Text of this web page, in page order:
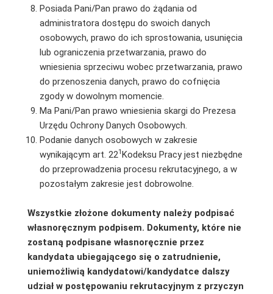
Posiada Pani/Pan prawo do żądania od
administratora dostępu do swoich danych
osobowych, prawo do ich sprostowania, usunięcia
lub ograniczenia przetwarzania, prawo do
wniesienia sprzeciwu wobec przetwarzania, prawo
do przenoszenia danych, prawo do cofnięcia
zgody w dowolnym momencie.
Ma Pani/Pan prawo wniesienia skargi do Prezesa
Urzędu Ochrony Danych Osobowych.
Podanie danych osobowych w zakresie
wynikającym art. 221Kodeksu Pracy jest niezbędne
do przeprowadzenia procesu rekrutacyjnego, a w
pozostałym zakresie jest dobrowolne.
Wszystkie złożone dokumenty należy podpisać
własnoręcznym podpisem. Dokumenty, które nie
zostaną podpisane własnoręcznie przez
kandydata ubiegającego się o zatrudnienie,
uniemożliwią kandydatowi/kandydatce dalszy
udział w postępowaniu rekrutacyjnym z przyczyn